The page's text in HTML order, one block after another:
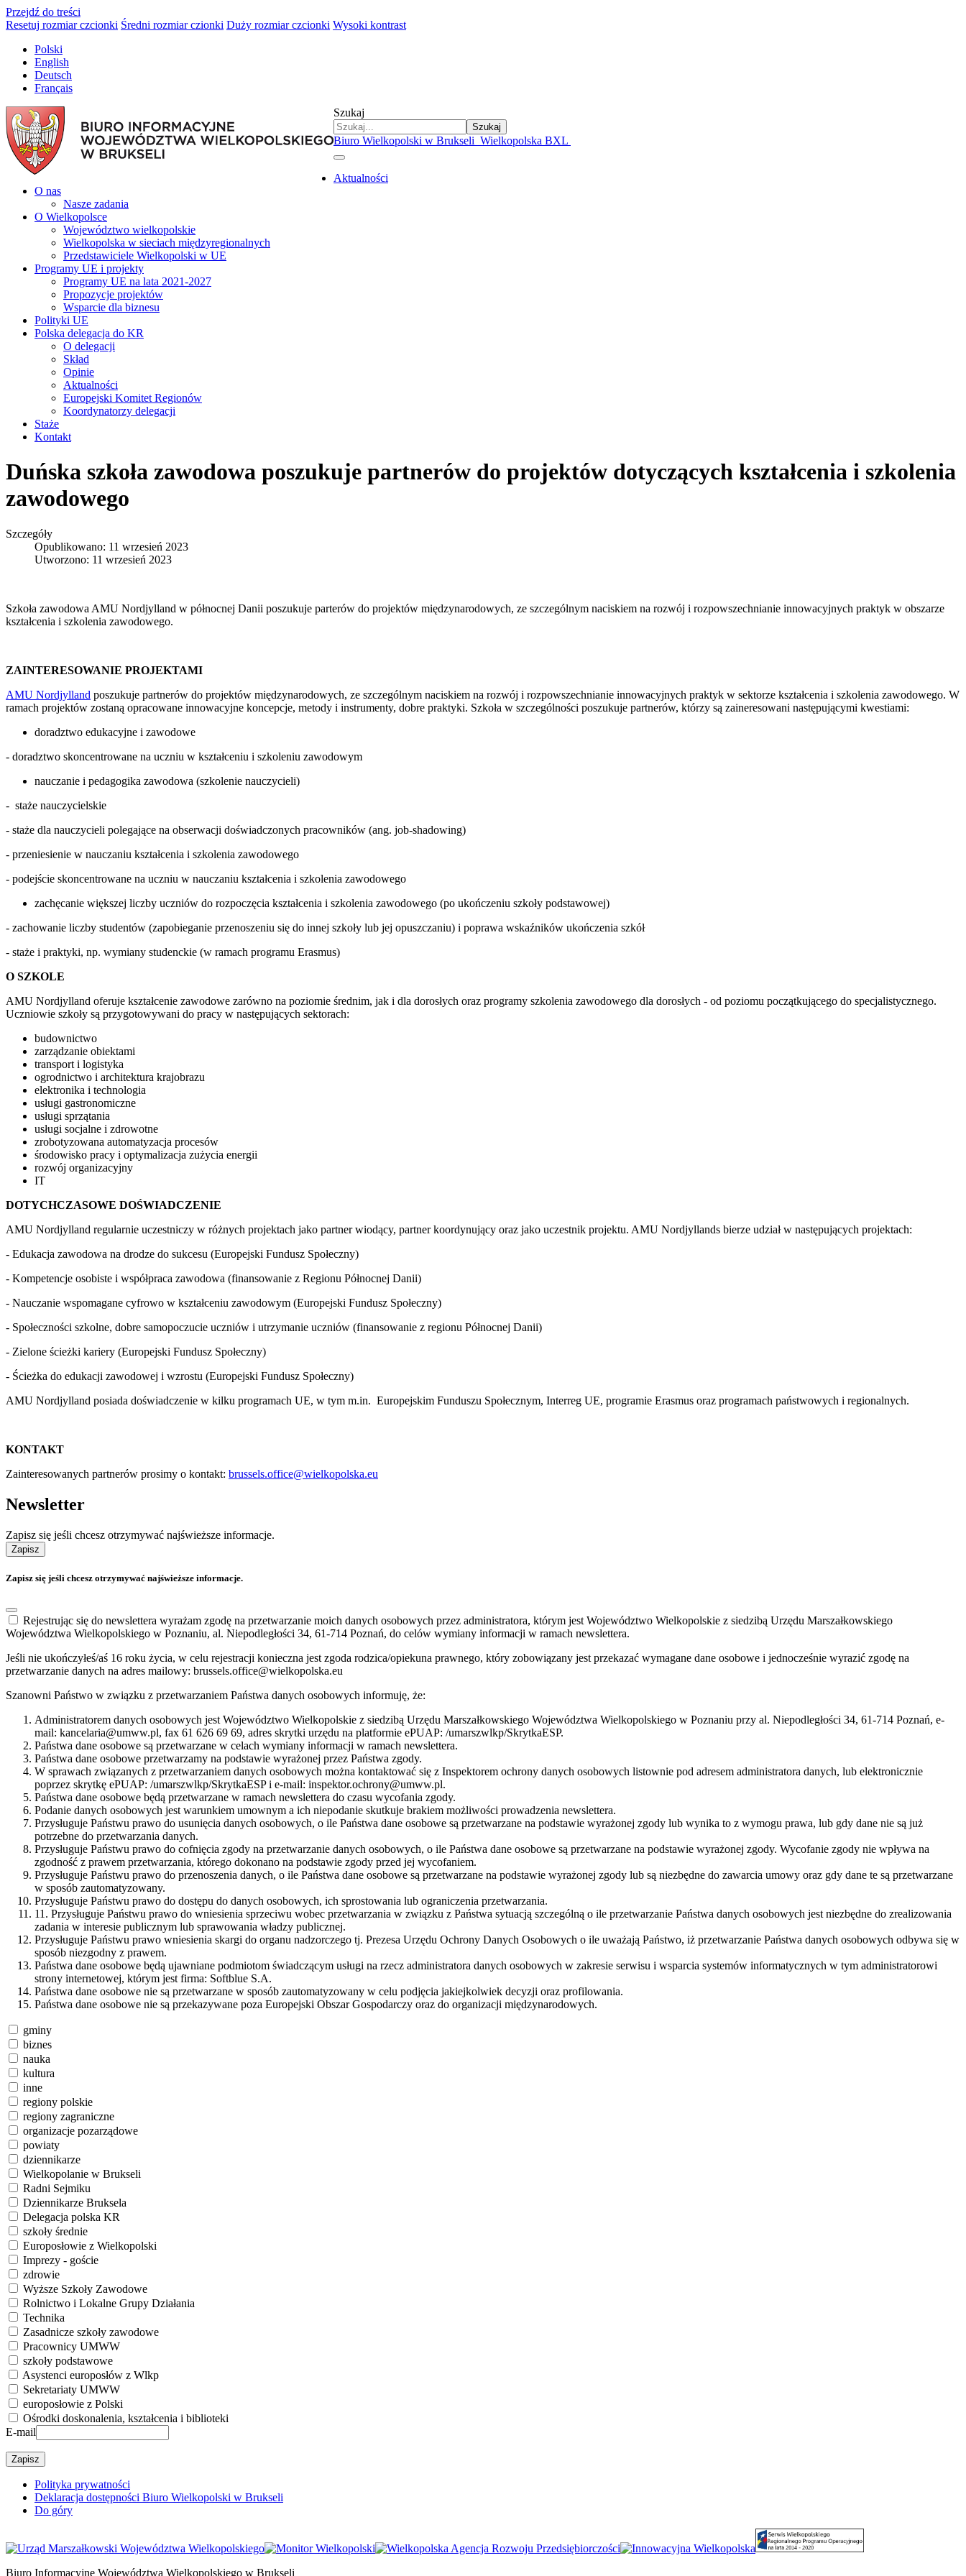
Przejdź do treści
Resetuj rozmiar czcionki Średni rozmiar czionki Duży rozmiar czcionki Wysoki kontrast
Polski
English
Deutsch
Français
Szukaj
Szukaj
Biuro Wielkopolski w Brukseli Wielkopolska BXL
Aktualności
O nas
Nasze zadania
O Wielkopolsce
Województwo wielkopolskie
Wielkopolska w sieciach międzyregionalnych
Przedstawiciele Wielkopolski w UE
Programy UE i projekty
Programy UE na lata 2021-2027
Propozycje projektów
Wsparcie dla biznesu
Polityki UE
Polska delegacja do KR
O delegacji
Skład
Opinie
Aktualności
Europejski Komitet Regionów
Koordynatorzy delegacji
Staże
Kontakt
Duńska szkoła zawodowa poszukuje partnerów do projektów dotyczących kształcenia i szkolenia
zawodowego
Szczegóły
Opublikowano: 11 wrzesień 2023
Utworzono: 11 wrzesień 2023
Szkoła zawodowa AMU Nordjylland w północnej Danii poszukuje parterów do projektów międzynarodowych, ze szczególnym naciskiem na rozwój i rozpowszechnianie innowacyjnych praktyk w obszarze
kształcenia i szkolenia zawodowego.
ZAINTERESOWANIE PROJEKTAMI
AMU Nordjylland poszukuje partnerów do projektów międzynarodowych, ze szczególnym naciskiem na rozwój i rozpowszechnianie innowacyjnych praktyk w sektorze kształcenia i szkolenia zawodowego. W
ramach projektów zostaną opracowane innowacyjne koncepcje, metody i instrumenty, dobre praktyki. Szkoła w szczególności poszukuje partnerów, którzy są zaineresowani następującymi kwestiami:
doradztwo edukacyjne i zawodowe
- doradztwo skoncentrowane na uczniu w kształceniu i szkoleniu zawodowym
nauczanie i pedagogika zawodowa (szkolenie nauczycieli)
- staże nauczycielskie
- staże dla nauczycieli polegające na obserwacji doświadczonych pracowników (ang. job-shadowing)
- przeniesienie w nauczaniu kształcenia i szkolenia zawodowego
- podejście skoncentrowane na uczniu w nauczaniu kształcenia i szkolenia zawodowego
zachęcanie większej liczby uczniów do rozpoczęcia kształcenia i szkolenia zawodowego (po ukończeniu szkoły podstawowej)
- zachowanie liczby studentów (zapobieganie przenoszeniu się do innej szkoły lub jej opuszczaniu) i poprawa wskaźników ukończenia szkół
- staże i praktyki, np. wymiany studenckie (w ramach programu Erasmus)
O SZKOLE
AMU Nordjylland oferuje kształcenie zawodowe zarówno na poziomie średnim, jak i dla dorosłych oraz programy szkolenia zawodowego dla dorosłych - od poziomu początkującego do specjalistycznego.
Uczniowie szkoły są przygotowywani do pracy w następujących sektorach:
budownictwo
zarządzanie obiektami
transport i logistyka
ogrodnictwo i architektura krajobrazu
elektronika i technologia
usługi gastronomiczne
usługi sprzątania
usługi socjalne i zdrowotne
zrobotyzowana automatyzacja procesów
środowisko pracy i optymalizacja zużycia energii
rozwój organizacyjny
IT
DOTYCHCZASOWE DOŚWIADCZENIE
AMU Nordjylland regularnie uczestniczy w różnych projektach jako partner wiodący, partner koordynujący oraz jako uczestnik projektu. AMU Nordjyllands bierze udział w następujących projektach:
- Edukacja zawodowa na drodze do sukcesu (Europejski Fundusz Społeczny)
- Kompetencje osobiste i współpraca zawodowa (finansowanie z Regionu Północnej Danii)
- Nauczanie wspomagane cyfrowo w kształceniu zawodowym (Europejski Fundusz Społeczny)
- Społeczności szkolne, dobre samopoczucie uczniów i utrzymanie uczniów (finansowanie z regionu Północnej Danii)
- Zielone ścieżki kariery (Europejski Fundusz Społeczny)
- Ścieżka do edukacji zawodowej i wzrostu (Europejski Fundusz Społeczny)
AMU Nordjylland posiada doświadczenie w kilku programach UE, w tym m.in. Europejskim Funduszu Społecznym, Interreg UE, programie Erasmus oraz programach państwowych i regionalnych.
KONTAKT
Zainteresowanych partnerów prosimy o kontakt: brussels.office@wielkopolska.eu
Newsletter
Zapisz się jeśli chcesz otrzymywać najświeższe informacje.
Zapisz
Zapisz się jeśli chcesz otrzymywać najświeższe informacje.
Rejestrując się do newslettera wyrażam zgodę na przetwarzanie moich danych osobowych przez administratora, którym jest Województwo Wielkopolskie z siedzibą Urzędu Marszałkowskiego
Województwa Wielkopolskiego w Poznaniu, al. Niepodległości 34, 61-714 Poznań, do celów wymiany informacji w ramach newslettera.
Jeśli nie ukończyłeś/aś 16 roku życia, w celu rejestracji konieczna jest zgoda rodzica/opiekuna prawnego, który zobowiązany jest przekazać wymagane dane osobowe i jednocześnie wyrazić zgodę na
przetwarzanie danych na adres mailowy: brussels.office@wielkopolska.eu
Szanowni Państwo w związku z przetwarzaniem Państwa danych osobowych informuję, że:
Administratorem danych osobowych jest Województwo Wielkopolskie z siedzibą Urzędu Marszałkowskiego Województwa Wielkopolskiego w Poznaniu przy al. Niepodległości 34, 61-714 Poznań, e-
mail: kancelaria@umww.pl, fax 61 626 69 69, adres skrytki urzędu na platformie ePUAP: /umarszwlkp/SkrytkaESP.
Państwa dane osobowe są przetwarzane w celach wymiany informacji w ramach newslettera.
Państwa dane osobowe przetwarzamy na podstawie wyrażonej przez Państwa zgody.
W sprawach związanych z przetwarzaniem danych osobowych można kontaktować się z Inspektorem ochrony danych osobowych listownie pod adresem administratora danych, lub elektronicznie
poprzez skrytkę ePUAP: /umarszwlkp/SkrytkaESP i e-mail: inspektor.ochrony@umww.pl.
Państwa dane osobowe będą przetwarzane w ramach newslettera do czasu wycofania zgody.
Podanie danych osobowych jest warunkiem umownym a ich niepodanie skutkuje brakiem możliwości prowadzenia newslettera.
Przysługuje Państwu prawo do usunięcia danych osobowych, o ile Państwa dane osobowe są przetwarzane na podstawie wyrażonej zgody lub wynika to z wymogu prawa, lub gdy dane nie są już
potrzebne do przetwarzania danych.
Przysługuje Państwu prawo do cofnięcia zgody na przetwarzanie danych osobowych, o ile Państwa dane osobowe są przetwarzane na podstawie wyrażonej zgody. Wycofanie zgody nie wpływa na
zgodność z prawem przetwarzania, którego dokonano na podstawie zgody przed jej wycofaniem.
Przysługuje Państwu prawo do przenoszenia danych, o ile Państwa dane osobowe są przetwarzane na podstawie wyrażonej zgody lub są niezbędne do zawarcia umowy oraz gdy dane te są przetwarzane
w sposób zautomatyzowany.
Przysługuje Państwu prawo do dostępu do danych osobowych, ich sprostowania lub ograniczenia przetwarzania.
11. Przysługuje Państwu prawo do wniesienia sprzeciwu wobec przetwarzania w związku z Państwa sytuacją szczególną o ile przetwarzanie Państwa danych osobowych jest niezbędne do zrealizowania
zadania w interesie publicznym lub sprawowania władzy publicznej.
Przysługuje Państwu prawo wniesienia skargi do organu nadzorczego tj. Prezesa Urzędu Ochrony Danych Osobowych o ile uważają Państwo, iż przetwarzanie Państwa danych osobowych odbywa się w
sposób niezgodny z prawem.
Państwa dane osobowe będą ujawniane podmiotom świadczącym usługi na rzecz administratora danych osobowych w zakresie serwisu i wsparcia systemów informatycznych w tym administratorowi
strony internetowej, którym jest firma: Softblue S.A.
Państwa dane osobowe nie są przetwarzane w sposób zautomatyzowany w celu podjęcia jakiejkolwiek decyzji oraz profilowania.
Państwa dane osobowe nie są przekazywane poza Europejski Obszar Gospodarczy oraz do organizacji międzynarodowych.
gminy
biznes
nauka
kultura
inne
regiony polskie
regiony zagraniczne
organizacje pozarządowe
powiaty
dziennikarze
Wielkopolanie w Brukseli
Radni Sejmiku
Dziennikarze Bruksela
Delegacja polska KR
szkoły średnie
Europosłowie z Wielkopolski
Imprezy - goście
zdrowie
Wyższe Szkoły Zawodowe
Rolnictwo i Lokalne Grupy Działania
Technika
Zasadnicze szkoły zawodowe
Pracownicy UMWW
szkoły podstawowe
Asystenci europosłów z Wlkp
Sekretariaty UMWW
europosłowie z Polski
Ośrodki doskonalenia, kształcenia i biblioteki
E-mail
Polityka prywatności
Deklaracja dostępności Biuro Wielkopolski w Brukseli
Do góry
Biuro Informacyjne Województwa Wielkopolskiego w Brukseli